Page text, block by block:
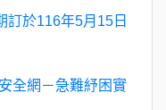
訂於116年5月15日
全網－急難紓困實